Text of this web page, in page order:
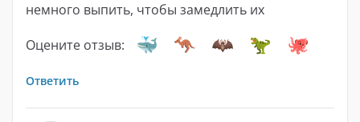
немного выпить, чтобы замедлить их
Оцените отзыв:
Ответить